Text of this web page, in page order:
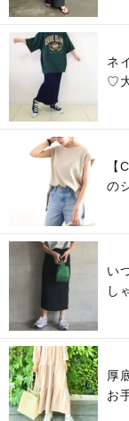
ネ
♡
の
い
し
厚
お